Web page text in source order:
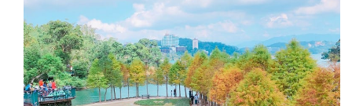
美
拍
Mr.Annona
娜
味
先
生
市:
落
羽
松
森
林，